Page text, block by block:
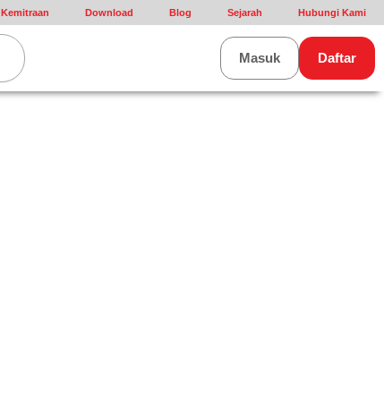
Kemitraan Download Blog Sejarah Hubungi Kami
Daftar
Masuk